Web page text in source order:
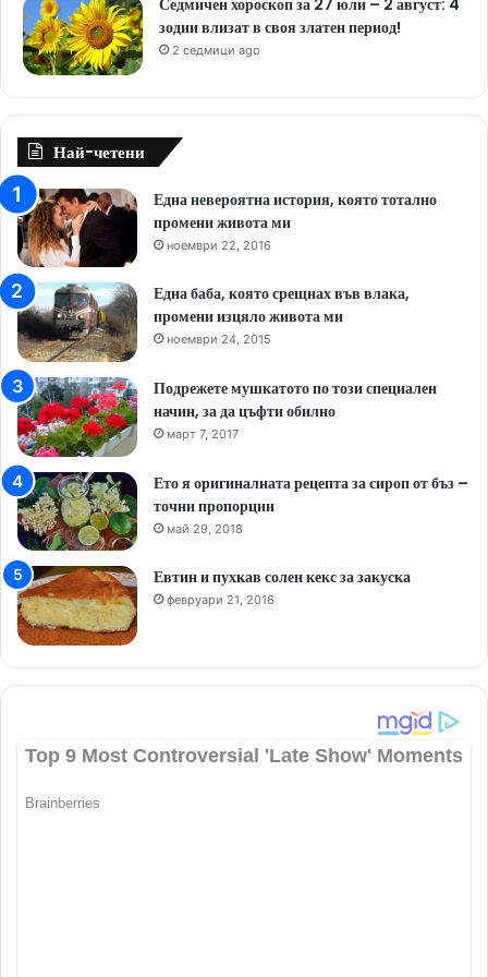
зодии влизат в своя златен период!
2 седмици ago
Най-четени
Една невероятна история, която тотално
промени живота ми
ноември 22, 2016
Една баба, която срещнах във влака,
промени изцяло живота ми
ноември 24, 2015
Подрежете мушкатото по този специален
начин, за да цъфти обилно
март 7, 2017
Ето я оригиналната рецепта за сироп от бъз –
точни пропорции
май 29, 2018
Евтин и пухкав солен кекс за закуска
февруари 21, 2016